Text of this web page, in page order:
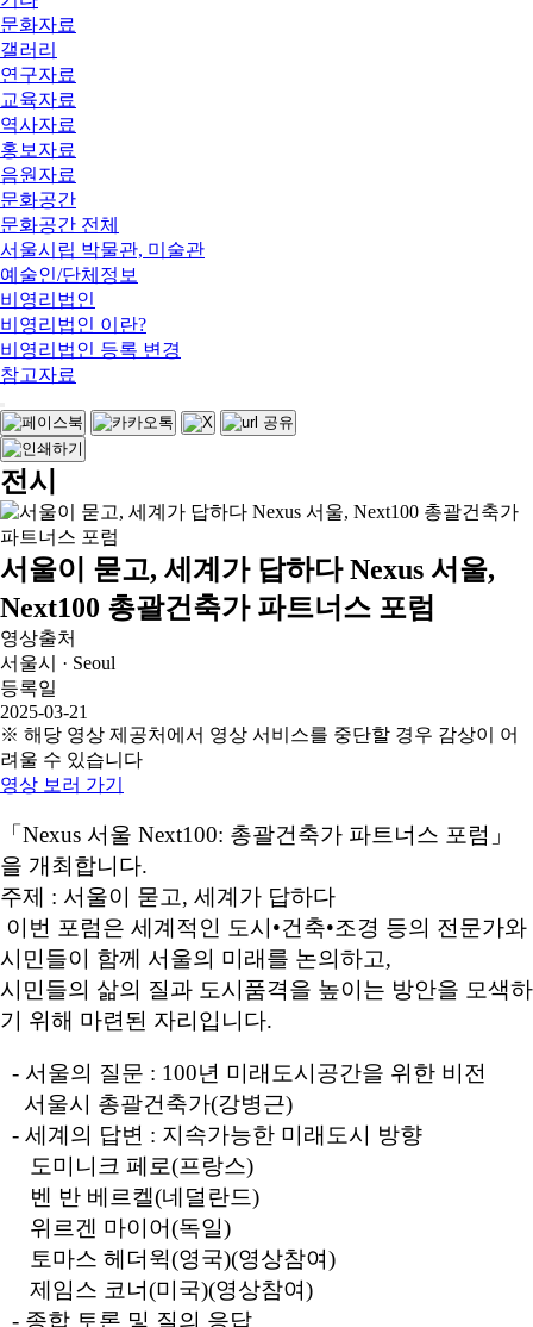
문화자료
갤러리
연구자료
교육자료
역사자료
홍보자료
음원자료
문화공간
문화공간 전체
서울시립 박물관, 미술관
예술인/단체정보
비영리법인
비영리법인 이란?
비영리법인 등록 변경
참고자료
전시
서울이 묻고, 세계가 답하다 Nexus 서울,
Next100 총괄건축가 파트너스 포럼
영상출처
서울시 · Seoul
등록일
2025-03-21
※ 해당 영상 제공처에서 영상 서비스를 중단할 경우 감상이 어
려울 수 있습니다
영상 보러 가기
「Nexus 서울 Next100: 총괄건축가 파트너스 포럼」
을 개최합니다.
주제 : 서울이 묻고, 세계가 답하다
이번 포럼은 세계적인 도시•건축•조경 등의 전문가와
시민들이 함께 서울의 미래를 논의하고,
시민들의 삶의 질과 도시품격을 높이는 방안을 모색하
기 위해 마련된 자리입니다.
- 서울의 질문 : 100년 미래도시공간을 위한 비전
서울시 총괄건축가(강병근)
- 세계의 답변 : 지속가능한 미래도시 방향
도미니크 페로(프랑스)
벤 반 베르켈(네덜란드)
위르겐 마이어(독일)
토마스 헤더윅(영국)(영상참여)
제임스 코너(미국)(영상참여)
- 종합 토론 및 질의 응답